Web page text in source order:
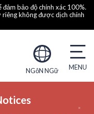
bảo độ chính xác 100%.
không được dịch chính
NGôN NGữ